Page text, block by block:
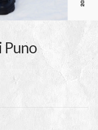
Puno